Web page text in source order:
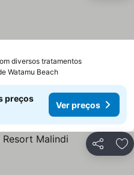
diversos tratamentos
Watamu Beach
preços
Ver preços
Partilhar